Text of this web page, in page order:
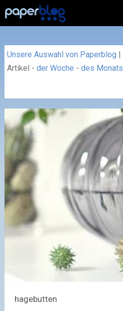
Unsere Auswahl von Paperblog |
Artikel - der Woche - des Monats
hagebutten